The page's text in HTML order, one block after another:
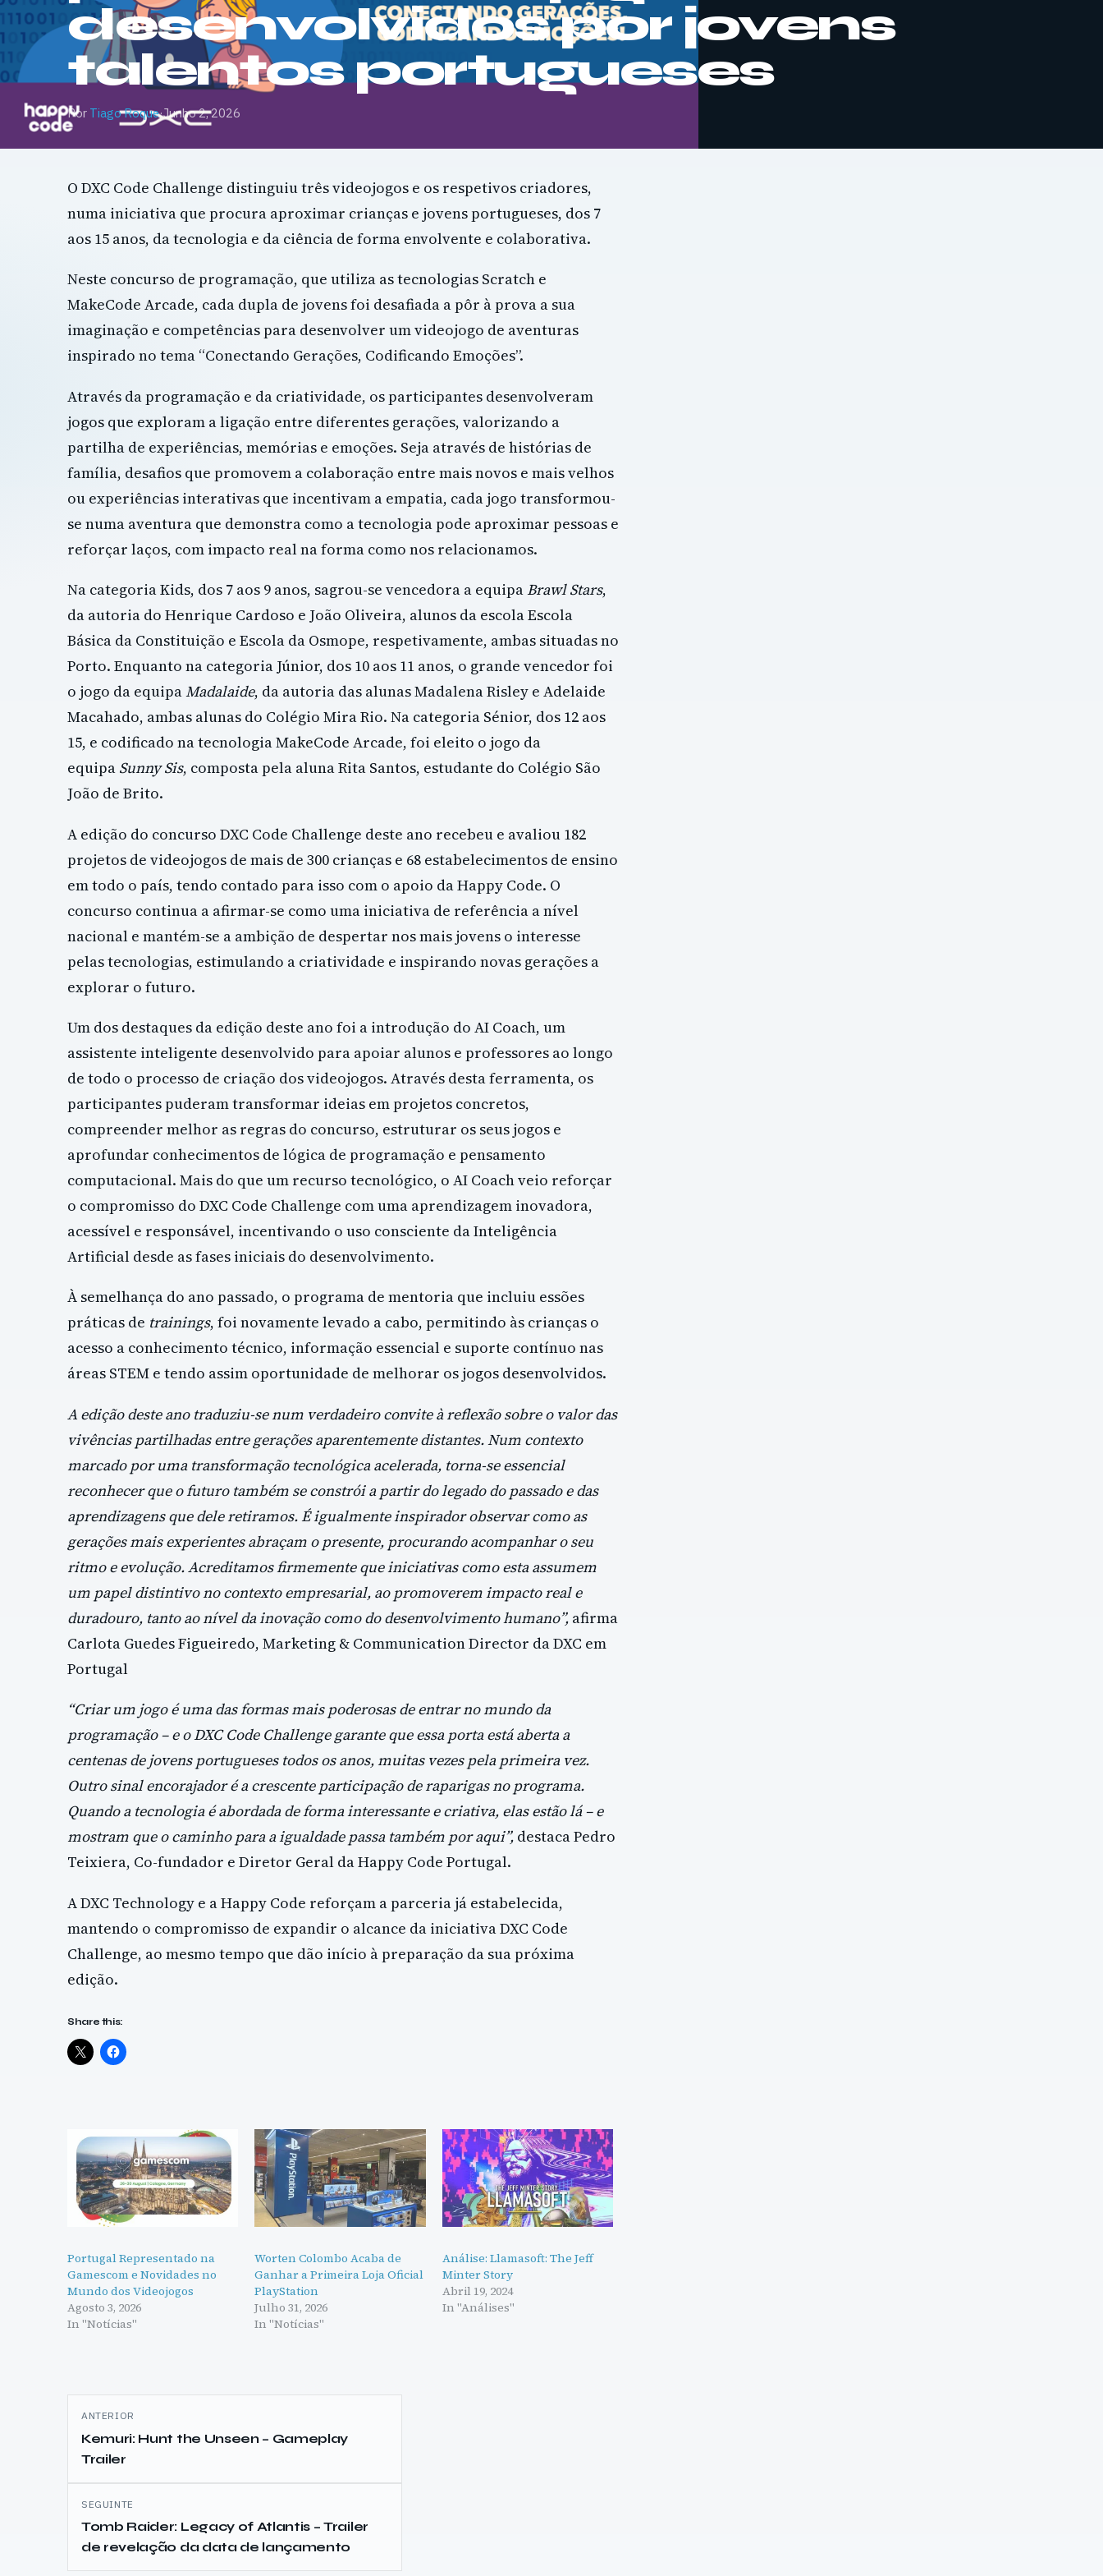
desenvolvidos por jovens
talentos portugueses
Por Tiago Roque·Junho 2, 2026
O DXC Code Challenge distinguiu três videojogos e os respetivos criadores,
numa iniciativa que procura aproximar crianças e jovens portugueses, dos 7
aos 15 anos, da tecnologia e da ciência de forma envolvente e colaborativa.
Neste concurso de programação, que utiliza as tecnologias Scratch e
MakeCode Arcade, cada dupla de jovens foi desafiada a pôr à prova a sua
imaginação e competências para desenvolver um videojogo de aventuras
inspirado no tema “Conectando Gerações, Codificando Emoções”.
Através da programação e da criatividade, os participantes desenvolveram
jogos que exploram a ligação entre diferentes gerações, valorizando a
partilha de experiências, memórias e emoções. Seja através de histórias de
família, desafios que promovem a colaboração entre mais novos e mais velhos
ou experiências interativas que incentivam a empatia, cada jogo transformou-
se numa aventura que demonstra como a tecnologia pode aproximar pessoas e
reforçar laços, com impacto real na forma como nos relacionamos.
Na categoria Kids, dos 7 aos 9 anos, sagrou-se vencedora a equipaBrawl Stars,
da autoria do Henrique Cardoso e João Oliveira, alunos da escola Escola
Básica da Constituição e Escola da Osmope, respetivamente, ambas situadas no
Porto. Enquanto na categoria Júnior, dos 10 aos 11 anos, o grande vencedor foi
o jogo da equipaMadalaide, da autoria das alunas Madalena Risley e Adelaide
Macahado, ambas alunas do Colégio Mira Rio. Na categoria Sénior, dos 12 aos
15, e codificado na tecnologia MakeCode Arcade, foi eleito o jogo da
equipa Sunny Sis, composta pela aluna Rita Santos, estudante do Colégio São
João de Brito.
A edição do concurso DXC Code Challenge deste ano recebeu e avaliou 182
projetos de videojogos de mais de 300 crianças e 68 estabelecimentos de ensino
em todo o país, tendo contado para isso com o apoio da Happy Code. O
concurso continua a afirmar-se como uma iniciativa de referência a nível
nacional e mantém-se a ambição de despertar nos mais jovens o interesse
pelas tecnologias, estimulando a criatividade e inspirando novas gerações a
explorar o futuro.
Um dos destaques da edição deste ano foi a introdução do AI Coach, um
assistente inteligente desenvolvido para apoiar alunos e professores ao longo
de todo o processo de criação dos videojogos. Através desta ferramenta, os
participantes puderam transformar ideias em projetos concretos,
compreender melhor as regras do concurso, estruturar os seus jogos e
aprofundar conhecimentos de lógica de programação e pensamento
computacional. Mais do que um recurso tecnológico, o AI Coach veio reforçar
o compromisso do DXC Code Challenge com uma aprendizagem inovadora,
acessível e responsável, incentivando o uso consciente da Inteligência
Artificial desde as fases iniciais do desenvolvimento.
À semelhança do ano passado, o programa de mentoria que incluiu essões
práticas de trainings, foi novamente levado a cabo, permitindo às crianças o
acesso a conhecimento técnico, informação essencial e suporte contínuo nas
áreas STEM e tendo assim oportunidade de melhorar os jogos desenvolvidos.
A edição deste ano traduziu-se num verdadeiro convite à reflexão sobre o valor das
vivências partilhadas entre gerações aparentemente distantes. Num contexto
marcado por uma transformação tecnológica acelerada, torna-se essencial
reconhecer que o futuro também se constrói a partir do legado do passado e das
aprendizagens que dele retiramos. É igualmente inspirador observar como as
gerações mais experientes abraçam o presente, procurando acompanhar o seu
ritmo e evolução. Acreditamos firmemente que iniciativas como esta assumem
um papel distintivo no contexto empresarial, ao promoverem impacto real e
duradouro, tanto ao nível da inovação como do desenvolvimento humano”, afirma
Carlota Guedes Figueiredo, Marketing & Communication Director da DXC em
Portugal
“Criar um jogo é uma das formas mais poderosas de entrar no mundo da
programação – e o DXC Code Challenge garante que essa porta está aberta a
centenas de jovens portugueses todos os anos, muitas vezes pela primeira vez.
Outro sinal encorajador é a crescente participação de raparigas no programa.
Quando a tecnologia é abordada de forma interessante e criativa, elas estão lá – e
mostram que o caminho para a igualdade passa também por aqui”, destaca Pedro
Teixiera, Co-fundador e Diretor Geral da Happy Code Portugal.
A DXC Technology e a Happy Code reforçam a parceria já estabelecida,
mantendo o compromisso de expandir o alcance da iniciativa DXC Code
Challenge, ao mesmo tempo que dão início à preparação da sua próxima
edição.
Share this:
Portugal Representado na
Gamescom e Novidades no
Mundo dos Videojogos
Agosto 3, 2026
In "Notícias"
Worten Colombo Acaba de
Ganhar a Primeira Loja Oficial
PlayStation
Julho 31, 2026
In "Notícias"
Análise: Llamasoft: The Jeff
Minter Story
Abril 19, 2024
In "Análises"
Navegação
de
artigos
ANTERIOR
Kemuri: Hunt the Unseen – Gameplay
Trailer
SEGUINTE
Tomb Raider: Legacy of Atlantis – Trailer
de revelação da data de lançamento